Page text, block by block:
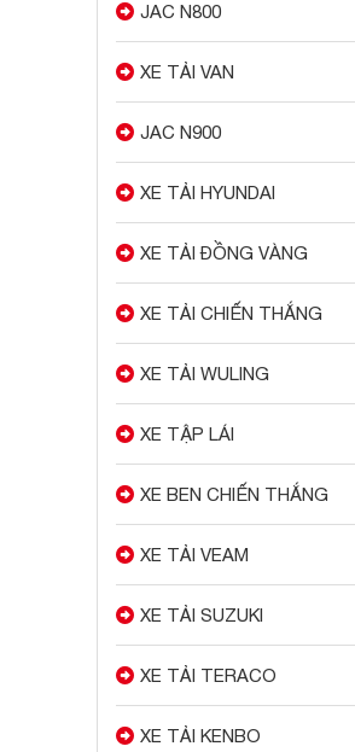
JAC N800
XE TẢI VAN
JAC N900
XE TẢI HYUNDAI
XE TẢI ĐỒNG VÀNG
XE TẢI CHIẾN THẮNG
XE TẢI WULING
XE TẬP LÁI
XE BEN CHIẾN THẮNG
XE TẢI VEAM
XE TẢI SUZUKI
XE TẢI TERACO
XE TẢI KENBO